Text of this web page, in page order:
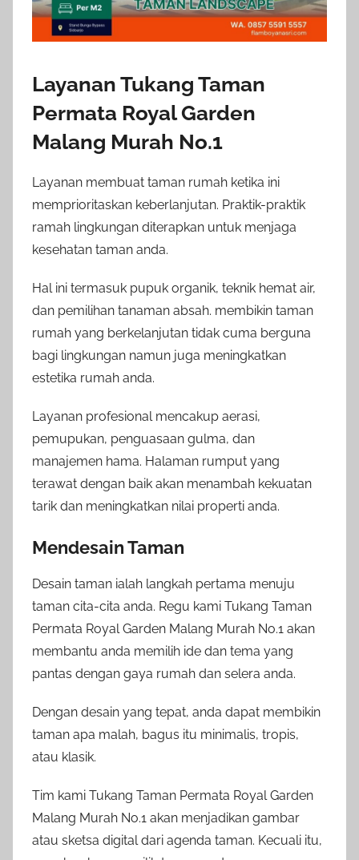
Layanan Tukang Taman
Permata Royal Garden
Malang Murah No.1
Layanan membuat taman rumah ketika ini
memprioritaskan keberlanjutan. Praktik-praktik
ramah lingkungan diterapkan untuk menjaga
kesehatan taman anda.
Hal ini termasuk pupuk organik, teknik hemat air,
dan pemilihan tanaman absah. membikin taman
rumah yang berkelanjutan tidak cuma berguna
bagi lingkungan namun juga meningkatkan
estetika rumah anda.
Layanan profesional mencakup aerasi,
pemupukan, penguasaan gulma, dan
manajemen hama. Halaman rumput yang
terawat dengan baik akan menambah kekuatan
tarik dan meningkatkan nilai properti anda.
Mendesain Taman
Desain taman ialah langkah pertama menuju
taman cita-cita anda. Regu kami Tukang Taman
Permata Royal Garden Malang Murah No.1 akan
membantu anda memilih ide dan tema yang
pantas dengan gaya rumah dan selera anda.
Dengan desain yang tepat, anda dapat membikin
taman apa malah, bagus itu minimalis, tropis,
atau klasik.
Tim kami Tukang Taman Permata Royal Garden
Malang Murah No.1 akan menjadikan gambar
atau sketsa digital dari agenda taman. Kecuali itu,